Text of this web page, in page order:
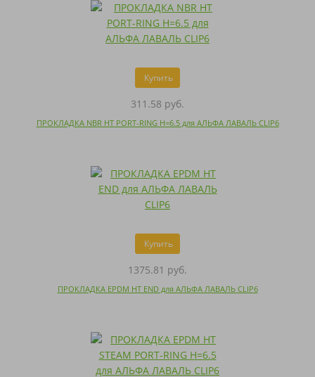
Купить
311.58 руб.
ПРОКЛАДКА NBR HT PORT-RING H=6.5 для АЛЬФА ЛАВАЛЬ CLIP6
Купить
1375.81 руб.
ПРОКЛАДКА EPDM HT END для АЛЬФА ЛАВАЛЬ CLIP6